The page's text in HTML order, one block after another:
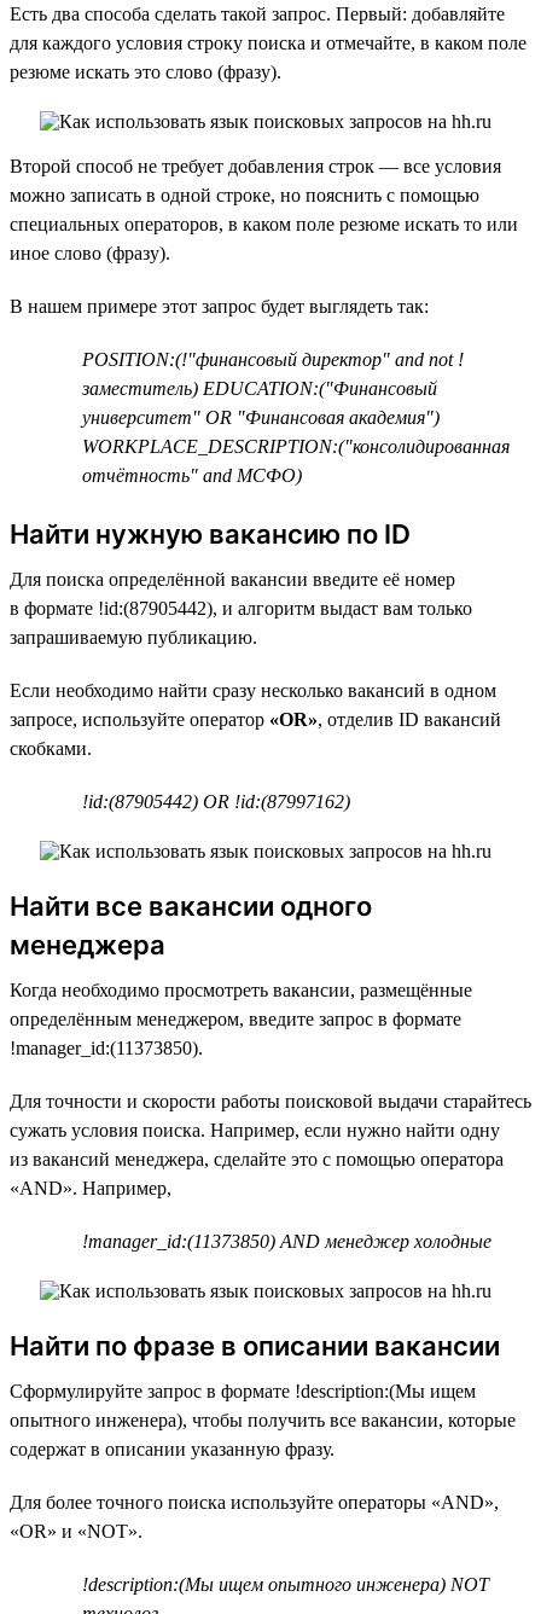
Есть два способа сделать такой запрос. Первый: добавляйте
для каждого условия строку поиска и отмечайте, в каком поле
резюме искать это слово (фразу).
Второй способ не требует добавления строк — все условия
можно записать в одной строке, но пояснить с помощью
специальных операторов, в каком поле резюме искать то или
иное слово (фразу).
В нашем примере этот запрос будет выглядеть так:
POSITION:(!"финансовый директор" and not !
заместитель) EDUCATION:("Финансовый
университет" OR "Финансовая академия")
WORKPLACE_DESCRIPTION:("консолидированная
отчётность" and МСФО)
Найти нужную вакансию по ID
Для поиска определённой вакансии введите её номер
в формате !id:(87905442), и алгоритм выдаст вам только
запрашиваемую публикацию.
Если необходимо найти сразу несколько вакансий в одном
запросе, используйте оператор «OR», отделив ID вакансий
скобками.
!id:(87905442) OR !id:(87997162)
Найти все вакансии одного
менеджера
Когда необходимо просмотреть вакансии, размещённые
определённым менеджером, введите запрос в формате
!manager_id:(11373850).
Для точности и скорости работы поисковой выдачи старайтесь
сужать условия поиска. Например, если нужно найти одну
из вакансий менеджера, сделайте это с помощью оператора
«AND». Например,
!manager_id:(11373850) AND менеджер холодные
Найти по фразе в описании вакансии
Сформулируйте запрос в формате !description:(Мы ищем
опытного инженера), чтобы получить все вакансии, которые
содержат в описании указанную фразу.
Для более точного поиска используйте операторы «AND»,
«OR» и «NOT».
!description:(Мы ищем опытного инженера) NOT